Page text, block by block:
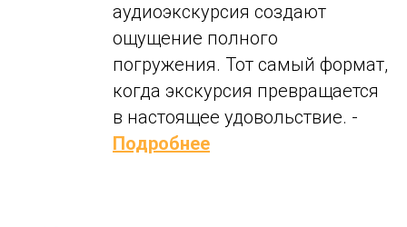
аудиоэкскурсия создают
ощущение полного
погружения. Тот самый формат,
когда экскурсия превращается
в настоящее удовольствие. -
Подробнее